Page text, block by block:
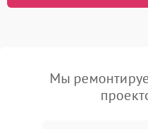
Мы